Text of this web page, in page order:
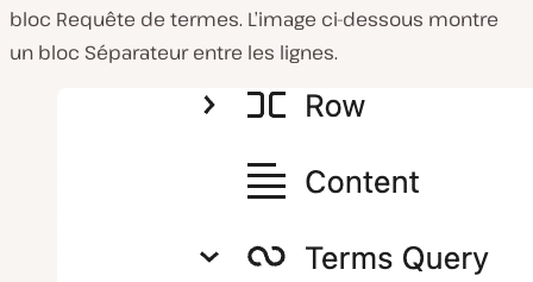
bloc Requête de termes. L’image ci-dessous montre
un bloc Séparateur entre les lignes.